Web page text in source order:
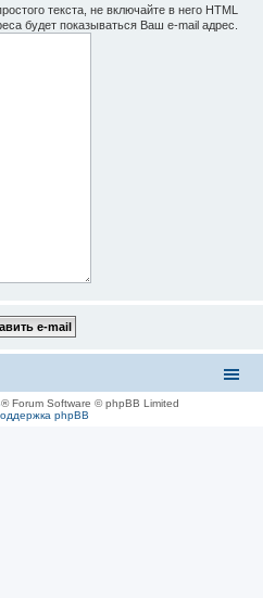
текста, не включайте в него HTML
будет показываться Ваш e-mail адрес.
® Forum Software © phpBB Limited
phpBB